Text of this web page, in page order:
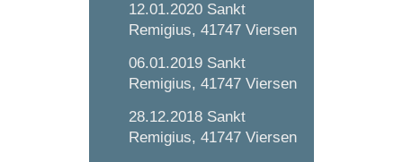
12.01.2020 Sankt
Remigius, 41747 Viersen
06.01.2019 Sankt
Remigius, 41747 Viersen
28.12.2018 Sankt
Remigius, 41747 Viersen